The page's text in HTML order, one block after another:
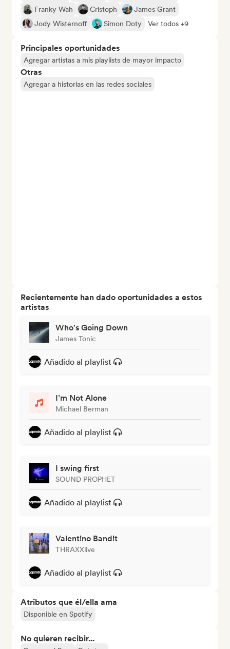
Franky Wah
Cristoph
James Grant
Jody Wisternoff
Simon Doty Ver todos +9
Principales oportunidades
Agregar artistas a mis playlists de mayor impacto
Otras
Agregar a historias en las redes sociales
Recientemente han dado oportunidades a estos
artistas
Who's Going Down
James Tonic
Añadido al playlist
I’m Not Alone
Michael Berman
Añadido al playlist
I swing first
SOUND PROPHET
Añadido al playlist
Valent!no Band!t
THRAXXlive
Añadido al playlist
Atributos que él/ella ama
Disponible en Spotify
No quieren recibir...